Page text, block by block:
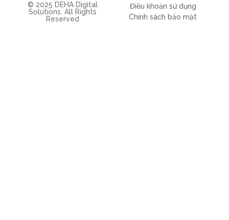
© 2025 DEHA Digital
Solutions. All Rights
Reserved
Điều khoản sử dụng
Chính sách bảo mật